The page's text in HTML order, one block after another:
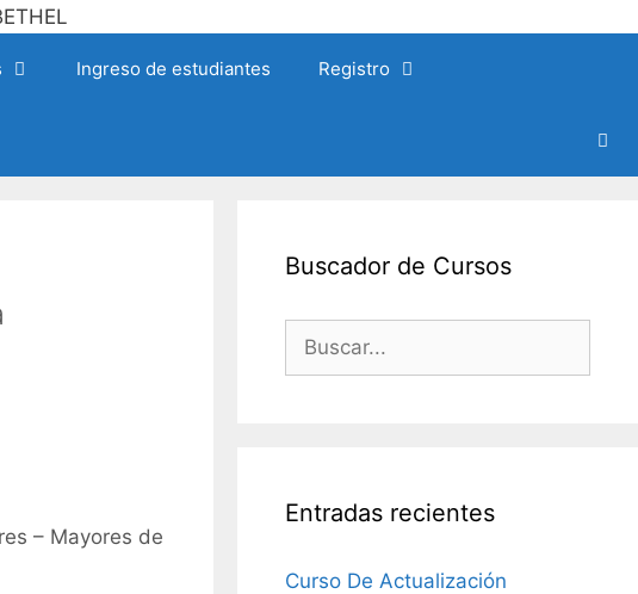
Ingreso de estudiantes Registro
– Mayores de
Buscador de Cursos
Entradas recientes
Curso De Actualización